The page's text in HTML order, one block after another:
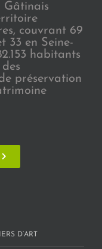
Gâtinais
couvrant 69
33 en Seine-
habitants
préservation
D’ART